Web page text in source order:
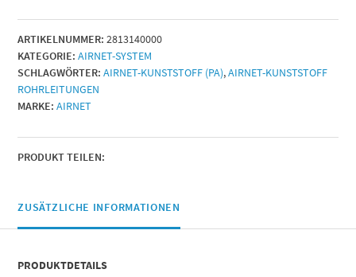
5,7m
Menge
ARTIKELNUMMER: 2813140000
KATEGORIE: AIRNET-SYSTEM
SCHLAGWÖRTER: AIRNET-KUNSTSTOFF (PA),AIRNET-KUNSTSTOFF
ROHRLEITUNGEN
MARKE:AIRNET
PRODUKT TEILEN:
ZUSÄTZLICHE INFORMATIONEN
PRODUKTDETAILS